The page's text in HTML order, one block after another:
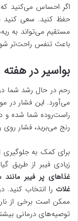
اگر احساس می‌کنید
حفظ کنید. سعی کنید
مستقیم می‌تواند به
باعث تنفس راحت‌تر
بواسیر در هفته ۲۸ بارداری
رحم در حال رشد شما
می‌آورد. این فشار در
راست‌روده شما شده و
رنج می‌برید، فشار روی
برای کمک به جلوگیری
زیادی فیبر از طریق
غذاهای پر فیبر
غلات را انتخاب
ممکن است برخی از
توصیه‌های درمانی